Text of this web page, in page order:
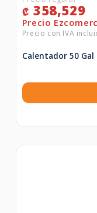
₡ 358,529
Calentador 50 Gal